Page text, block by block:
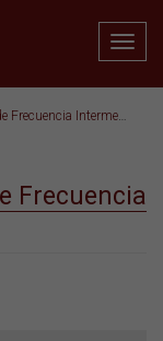
Intermedia en la nueva ICT
Frecuencia